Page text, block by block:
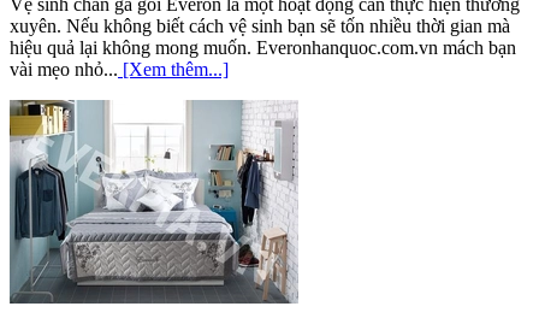
xuyên. Nếu không biết cách vệ sinh bạn sẽ tốn nhiều thời gian mà
hiệu quả lại không mong muốn. Everonhanquoc.com.vn mách bạn
vài mẹo nhỏ... [Xem thêm...]